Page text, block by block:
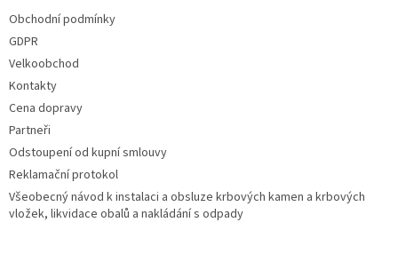
Obchodní podmínky
GDPR
Velkoobchod
Kontakty
Cena dopravy
Partneři
Odstoupení od kupní smlouvy
Reklamační protokol
Všeobecný návod k instalaci a obsluze krbových kamen a krbových
vložek, likvidace obalů a nakládání s odpady